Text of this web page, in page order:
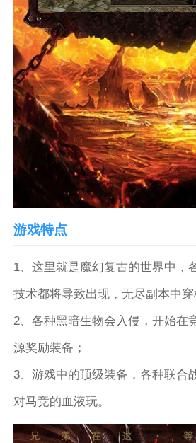
游戏特点
1、这里就是魔幻复古的世界中，
技术都将导致出现，无尽副本中穿
2、各种黑暗生物会入侵，开始在
源奖励装备；
3、游戏中的顶级装备，各种联合
对马竞的血液玩。